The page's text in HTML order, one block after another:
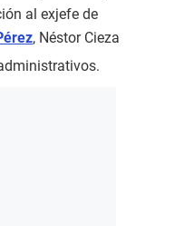
al exjefe de
, Néstor Cieza